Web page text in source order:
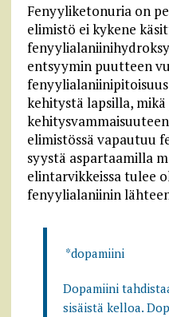
Fenyyliketonuria on
elimistö ei kykene
entsyymin puutteen
kehitystä lapsilla,
elimistössä vapautuu
syystä aspartaamilla
elintarvikkeissa tulee
fenyylialaniinin
*dopamiini
Dopamiini
sisäistä kelloa.